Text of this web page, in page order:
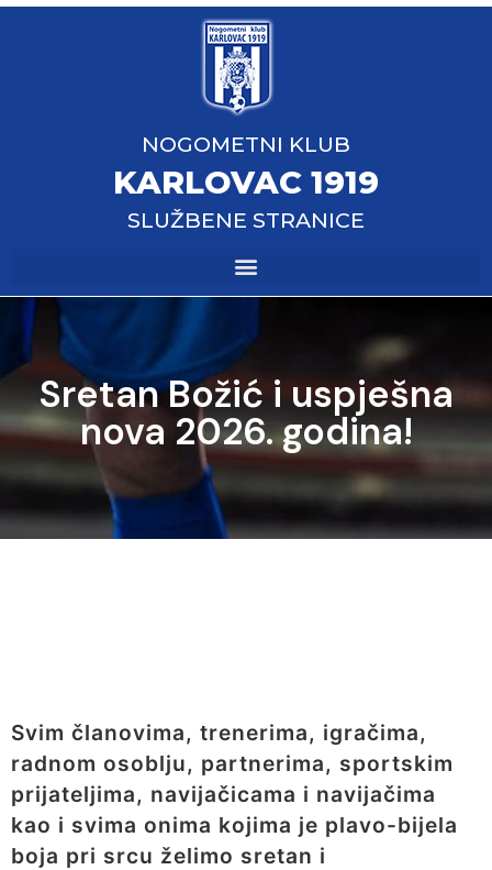
NOGOMETNI KLUB
KARLOVAC 1919
SLUŽBENE STRANICE
Sretan Božić i uspješna
nova 2026. godina!
Svim članovima, trenerima, igračima,
radnom osoblju, partnerima, sportskim
prijateljima, navijačicama i navijačima
kao i svima onima kojima je plavo-bijela
boja pri srcu želimo sretan i